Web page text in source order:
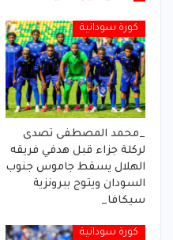
كورة سودانية
_محمد المصطفى تصدى
لركلة جزاء قبل هدفي فريقه
الهلال يسقط جاموس جنوب
السودان ويتوج ببرونزية
سيكافا_
كورة سودانية